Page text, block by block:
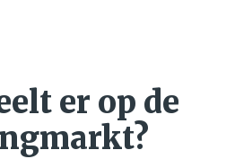
er op de